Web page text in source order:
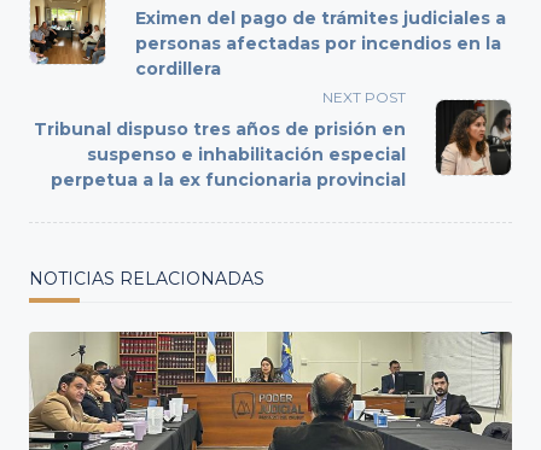
class="nav-
subtitle
screen-
text">Page</span>
Eximen del pago de trámites judiciales a
personas afectadas por incendios en la
cordillera
NEXT POST
Tribunal dispuso tres años de prisión en
suspenso e inhabilitación especial
perpetua a la ex funcionaria provincial
NOTICIAS RELACIONADAS